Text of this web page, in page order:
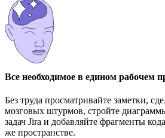
Все необходимое в едином рабочем
Без труда просматривайте заметки,
мозговых штурмов, стройте
задач Jira и добавляйте фрагменты
же пространстве.